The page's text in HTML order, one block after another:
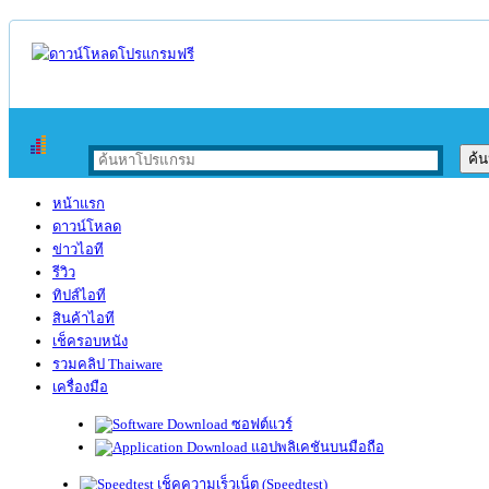
หน้าแรก
ดาวน์โหลด
ข่าวไอที
รีวิว
ทิปส์ไอที
สินค้าไอที
เช็ครอบหนัง
รวมคลิป Thaiware
เครื่องมือ
ซอฟต์แวร์
แอปพลิเคชันบนมือถือ
เช็คความเร็วเน็ต (Speedtest)